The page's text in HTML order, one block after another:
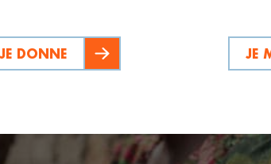
JE DONNE JE